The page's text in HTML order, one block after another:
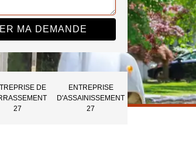
DE
27
ENTREPRISE
D'ASSAINISSEMENT
27